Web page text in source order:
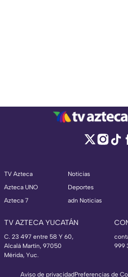
TV Azteca
Azteca UNO
Azteca 7
Noticias
Deportes
adn Noticias
TV AZTECA YUCATÁN
C. 23 497 entre 58 Y 60,
Alcalá Martín, 97050
Mérida, Yuc.
999
Aviso de privacidadPreferencias de